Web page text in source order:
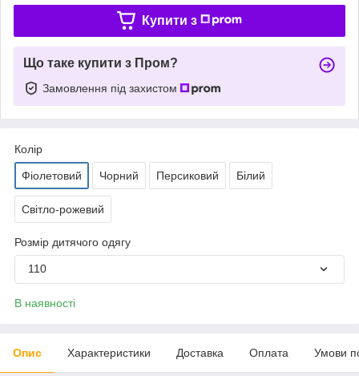
Купити з
Що таке купити з Пром?
Замовлення під захистом
Колір
Фіолетовий Чорний Персиковий Білий
Світло-рожевий
Розмір дитячого одягу
110
В наявності
Опис Характеристики Доставка Оплата Умови